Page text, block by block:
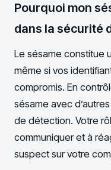
Pourquoi mon
dans la sécurité
Le sésame constitue
même si vos
compromis. En
sésame avec
de détection. Votre
communiquer et à
suspect sur votre